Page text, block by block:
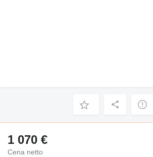
1 070 €
Cena netto